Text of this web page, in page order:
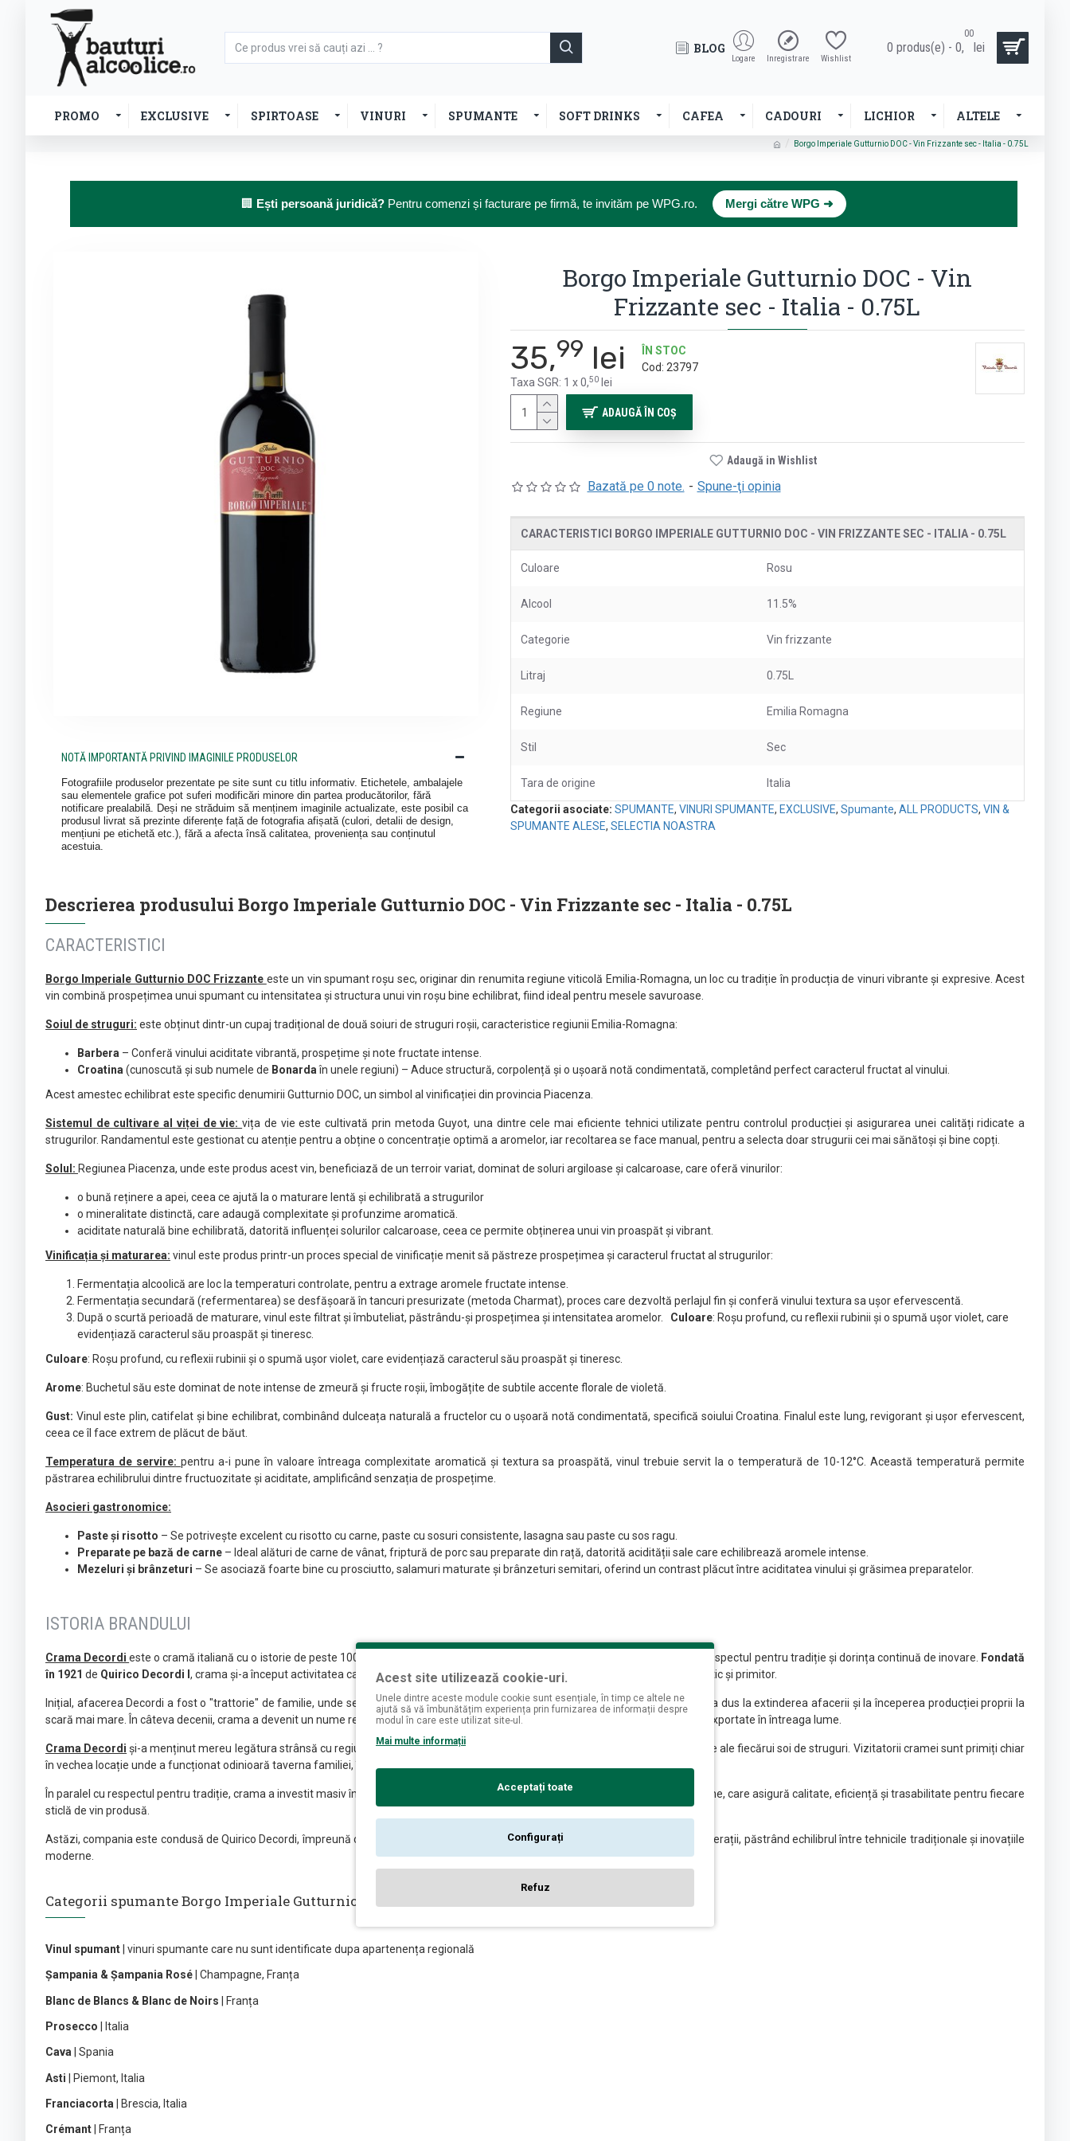
BLOG
Logare Inregistrare Wishlist
0 produs(e) - 0,
00
lei
PROMO EXCLUSIVE SPIRTOASE VINURI SPUMANTE SOFT DRINKS CAFEA CADOURI LICHIOR ALTELE
Borgo Imperiale Gutturnio DOC - Vin Frizzante sec - Italia - 0.75L
🏢 Ești persoană juridică? Pentru comenzi și facturare pe firmă, te invităm pe WPG.ro. Mergi către WPG ➜
NOTĂ IMPORTANTĂ PRIVIND IMAGINILE PRODUSELOR
Fotografiile produselor prezentate pe site sunt cu titlu informativ. Etichetele, ambalajele
sau elementele grafice pot suferi modificări minore din partea producătorilor, fără
notificare prealabilă. Deși ne străduim să menținem imaginile actualizate, este posibil ca
produsul livrat să prezinte diferențe față de fotografia afișată (culori, detalii de design,
mențiuni pe etichetă etc.), fără a afecta însă calitatea, proveniența sau conținutul
acestuia.
Borgo Imperiale Gutturnio DOC - Vin
Frizzante sec - Italia - 0.75L
Bazată pe 0 note. - Spune-ţi opinia
35,99 lei
Taxa SGR: 1 x 0,50lei
ÎN STOC
Cod: 23797
ADAUGĂ ÎN COŞ
Adaugă in Wishlist
CARACTERISTICI BORGO IMPERIALE GUTTURNIO DOC - VIN FRIZZANTE SEC - ITALIA - 0.75L
Culoare Rosu
Alcool 11.5%
Categorie Vin frizzante
Litraj 0.75L
Regiune Emilia Romagna
Stil Sec
Tara de origine Italia
Categorii asociate: SPUMANTE, VINURI SPUMANTE, EXCLUSIVE, Spumante, ALL PRODUCTS, VIN &
SPUMANTE ALESE, SELECTIA NOASTRA
Descrierea produsului Borgo Imperiale Gutturnio DOC - Vin Frizzante sec - Italia - 0.75L
CARACTERISTICI
Borgo Imperiale Gutturnio DOC Frizzante este un vin spumant roșu sec, originar din renumita regiune viticolă Emilia-Romagna, un loc cu tradiție în producția de vinuri vibrante și expresive. Acest
vin combină prospețimea unui spumant cu intensitatea și structura unui vin roșu bine echilibrat, fiind ideal pentru mesele savuroase.
Soiul de struguri: este obținut dintr-un cupaj tradițional de două soiuri de struguri roșii, caracteristice regiunii Emilia-Romagna:
Barbera – Conferă vinului aciditate vibrantă, prospețime și note fructate intense.
Croatina (cunoscută și sub numele de Bonardaîn unele regiuni) – Aduce structură, corpolență și o ușoară notă condimentată, completând perfect caracterul fructat al vinului.
Acest amestec echilibrat este specific denumirii Gutturnio DOC, un simbol al vinificației din provincia Piacenza.
Sistemul de cultivare al viței de vie:vița de vie este cultivată prin metoda Guyot, una dintre cele mai eficiente tehnici utilizate pentru controlul producției și asigurarea unei calități ridicate a
strugurilor. Randamentul este gestionat cu atenție pentru a obține o concentrație optimă a aromelor, iar recoltarea se face manual, pentru a selecta doar strugurii cei mai sănătoși și bine copți.
Solul: Regiunea Piacenza, unde este produs acest vin, beneficiază de un terroir variat, dominat de soluri argiloase și calcaroase, care oferă vinurilor:
o bună reținere a apei, ceea ce ajută la o maturare lentă și echilibrată a strugurilor
o mineralitate distinctă, care adaugă complexitate și profunzime aromatică.
aciditate naturală bine echilibrată, datorită influenței solurilor calcaroase, ceea ce permite obținerea unui vin proaspăt și vibrant.
Vinificația și maturarea: vinul este produs printr-un proces special de vinificație menit să păstreze prospețimea și caracterul fructat al strugurilor:
Fermentația alcoolică are loc la temperaturi controlate, pentru a extrage aromele fructate intense.
Fermentația secundară (refermentarea) se desfășoară în tancuri presurizate (metoda Charmat), proces care dezvoltă perlajul fin și conferă vinului textura sa ușor efervescentă.
După o scurtă perioadă de maturare, vinul este filtrat și îmbuteliat, păstrându-și prospețimea și intensitatea aromelor. Culoare: Roșu profund, cu reflexii rubinii și o spumă ușor violet, care
evidențiază caracterul său proaspăt și tineresc.
Culoare: Roșu profund, cu reflexii rubinii și o spumă ușor violet, care evidențiază caracterul său proaspăt și tineresc.
Arome: Buchetul său este dominat de note intense de zmeură și fructe roșii, îmbogățite de subtile accente florale de violetă.
Gust: Vinul este plin, catifelat și bine echilibrat, combinând dulceața naturală a fructelor cu o ușoară notă condimentată, specifică soiului Croatina. Finalul este lung, revigorant și ușor efervescent,
ceea ce îl face extrem de plăcut de băut.
Temperatura de servire: pentru a-i pune în valoare întreaga complexitate aromatică și textura sa proaspătă, vinul trebuie servit la o temperatură de 10-12°C. Această temperatură permite
păstrarea echilibrului dintre fructuozitate și aciditate, amplificând senzația de prospețime.
Asocieri gastronomice:
Paste și risotto – Se potrivește excelent cu risotto cu carne, paste cu sosuri consistente, lasagna sau paste cu sos ragu.
Preparate pe bază de carne – Ideal alături de carne de vânat, friptură de porc sau preparate din rață, datorită acidității sale care echilibrează aromele intense.
Mezeluri și brânzeturi – Se asociază foarte bine cu prosciutto, salamuri maturate și brânzeturi semitari, oferind un contrast plăcut între aciditatea vinului și grăsimea preparatelor.
ISTORIA BRANDULUI
Crama Decordieste o cramă italiană cu o istorie de peste 100 de ani, construită pe valori solide precum pasiunea pentru vinificație, respectul pentru tradiție și dorința continuă de inovare.
Fondată
în 1921 de Quirico Decordi I , crama și-a început activitatea ca o mică tavernă în nordul Italiei, servind vinuri locale într-un cadru autentic și primitor.
Inițial, afacerea Decordi a fost o "trattorie" de familie, unde se serveau vinuri produse din podgoriile locale. Succesul vinurilor oferite a dus la extinderea afacerii și la începerea producției proprii la
scară mai mare. În câteva decenii, crama a devenit un nume respectat în lumea vinurilor italiene, iar vinurile Decordi au început să fie exportate în întreaga lume.
Crama Decordi și-a menținut mereu legătura strânsă cu regiunea sa de origine, punând accent pe terroir-ul și pe caracteristicile unice ale fiecărui soi de struguri. Vizitatorii cramei sunt primiți chiar
în vechea locație unde a funcționat odinioară taverna familiei, într-o atmosferă caldă, care reflectă autenticitatea brandului.
În paralel cu respectul pentru tradiție, crama a investit masiv în tehnologie de ultimă generație, având acum linii de îmbuteliere moderne, care asigură calitate, eficiență și trasabilitate pentru fiecare
sticlă de vin produsă.
Astăzi, compania este condusă de Quirico Decordi, împreună cu copiii săi, Alessandro și Giulia, care continuă moștenirea de patru generații, păstrând echilibrul între tehnicile tradiționale și inovațiile
moderne.
Categorii spumante Borgo Imperiale Gutturnio DOC - Vin Frizzante sec - Italia - 0.75L
Vinul spumant | vinuri spumante care nu sunt identificate dupa apartenența regională
Șampania & Șampania Rosé | Champagne, Franța
Blanc de Blancs & Blanc de Noirs | Franța
Prosecco | Italia
Cava | Spania
Asti | Piemont, Italia
Franciacorta | Brescia, Italia
Crémant | Franța
Acest site utilizează cookie-uri.
Unele dintre aceste module cookie sunt esențiale, în timp ce altele ne
ajută să vă îmbunătățim experiența prin furnizarea de informații despre
modul în care este utilizat site-ul.
Mai multe informații
Acceptați toate
Configurați
Refuz